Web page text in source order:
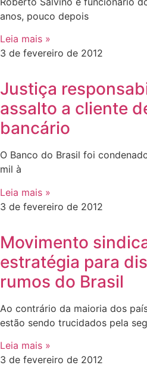
anos, pouco depois
Leia mais »
3 de fevereiro de 2012
Justiça
assalto a cliente
bancário
O Banco do Brasil foi
mil à
Leia mais »
3 de fevereiro de 2012
Movimento
estratégia para
rumos do Brasil
Ao contrário da maioria dos
estão sendo trucidados pela
Leia mais »
3 de fevereiro de 2012